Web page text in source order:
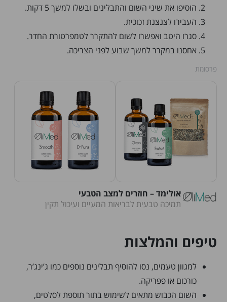
הוסיפו את שיני השום והתבלינים ובשלו למשך 5 דקות.
העבירו לצנצנת זכוכית.
סגרו היטב ואפשרו לשום להתקרר לטמפרטורת החדר.
אחסנו במקרר למשך שבוע לפני הצריכה.
פרסומת
אולימד – חוזרים למצב הטבעי
תמיכה טבעית לבריאות המעיים ועיכול תקין
טיפים והמלצות
למגוון טעמים, נסו להוסיף תבלינים נוספים כמו ג’ינג’ר,
כורכום או פפריקה.
השום הכבוש מתאים לשימוש בתור תוספת לסלטים,